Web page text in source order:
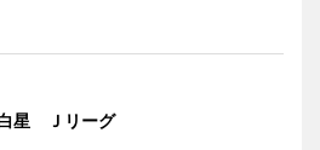
星 Ｊリーグ